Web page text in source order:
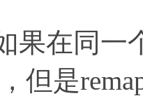
果在同
，但是